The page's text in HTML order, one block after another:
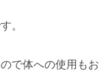
。
で体への使用もお